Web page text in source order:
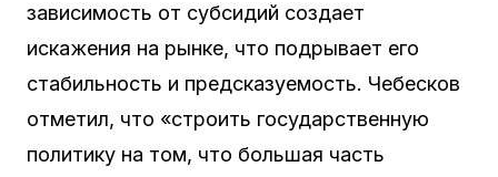
зависимость от субсидий создает
искажения на рынке, что подрывает его
стабильность и предсказуемость. Чебесков
отметил, что «строить государственную
политику на том, что большая часть